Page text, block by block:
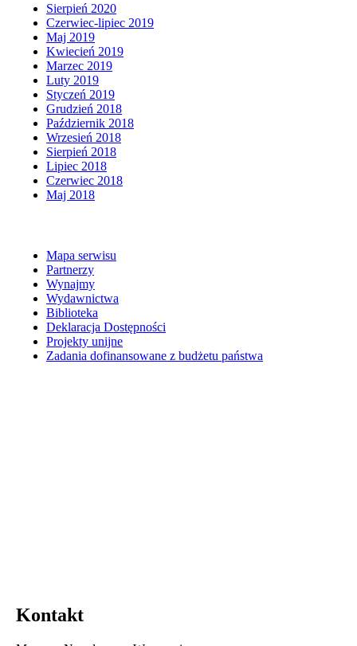
Sierpień 2020
Czerwiec-lipiec 2019
Maj 2019
Kwiecień 2019
Marzec 2019
Luty 2019
Styczeń 2019
Grudzień 2018
Październik 2018
Wrzesień 2018
Sierpień 2018
Lipiec 2018
Czerwiec 2018
Maj 2018
Mapa serwisu
Partnerzy
Wynajmy
Wydawnictwa
Biblioteka
Deklaracja Dostępności
Projekty unijne
Zadania dofinansowane z budżetu państwa
Kontakt